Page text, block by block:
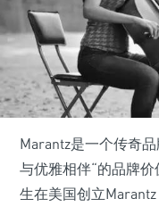
Marantz是一个传奇
与优雅相伴“的品牌
生在美国创立